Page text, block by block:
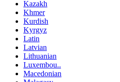
Kazakh
Khmer
Kurdish
Kyrgyz
Latin
Latvian
Lithuanian
Luxembou..
Macedonian